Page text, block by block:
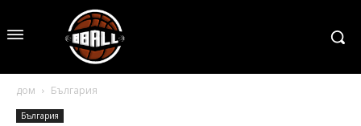
дом България
България